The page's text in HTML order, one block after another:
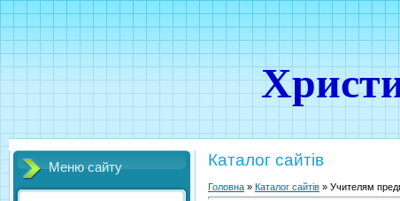
Меню сайту Каталог сайтів
Головна » Каталог сайтів » Учителям